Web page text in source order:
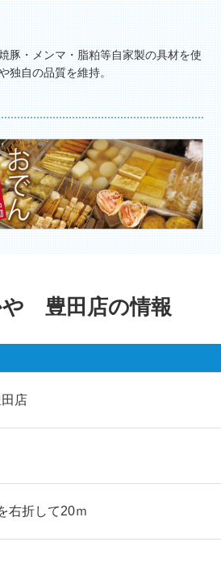
豚・メンマ・脂粕等自家製の具材を使
独自の品質を維持。
や 豊田店の情報
店
右折して20ｍ